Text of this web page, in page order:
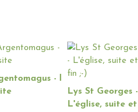
- l
Lys St Georges -
L'église, suite et